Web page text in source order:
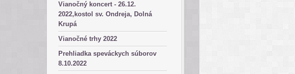
Vianočný koncert - 26.12.
2022,kostol sv. Ondreja, Dolná
Krupá
Vianočné trhy 2022
Prehliadka speváckych súborov
8.10.2022